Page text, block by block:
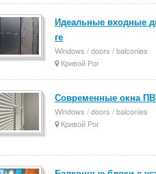
Идеальные входные
ге
Windows / doors / balconies
Кривой Рог
Современные окна
Windows / doors / balconies
Кривой Рог